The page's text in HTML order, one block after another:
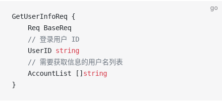
go
GetUserInfoReq {
	Req BaseReq
	// 登录用户 ID
	UserID
string
	// 需要获取信息的用户名列表
	AccountList []
string
}